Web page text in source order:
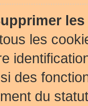
les
les
des
du